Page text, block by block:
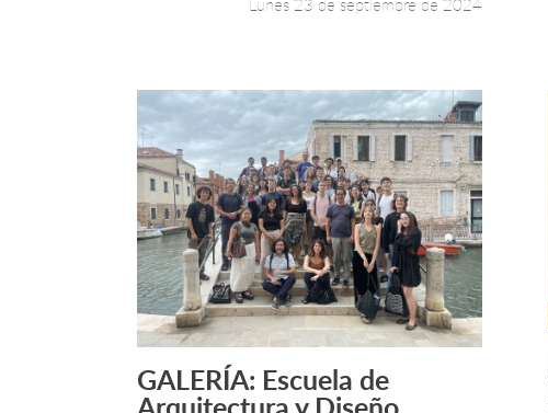
Lunes 23 de septiembre de 2024
Leer más +
GALERÍA: Escuela de